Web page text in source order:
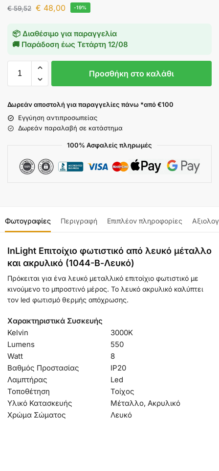
€59,52 € 48,00 -19%
📦 Διαθέσιμο για παραγγελία
🚚 Παράδοση έως Τετάρτη 12/08
Προσθήκη στο καλάθι
Δωρεάν αποστολή για παραγγελίες πάνω *από €100
Εγγύηση αντιπροσωπείας
Δωρεάν παραλαβή σε κατάστημα
100% Ασφαλείς πληρωμές
Φωτογραφίες Περιγραφή Επιπλέον πληροφορίες
InLight Επιτοίχιο φωτιστικό από λευκό μέταλλο
και ακρυλικό (1044-Β-Λευκό)
Πρόκειται για ένα λευκό μεταλλικό επιτοίχιο φωτιστικό με
κινούμενο το μπροστινό μέρος. Το λευκό ακρυλικό καλύπτει
τον led φωτισμό θερμής απόχρωσης.
Χαρακτηριστικά Συσκευής
Kelvin
3000Κ
Lumens
550
Watt
8
Βαθμός Προστασίας
IP20
Λαμπτήρας
Led
Τοποθέτηση
Τοίχος
Υλικό Κατασκευής
Μέταλλο, Ακρυλικό
Χρώμα Σώματος
Λευκό